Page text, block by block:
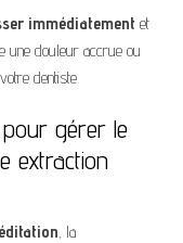
immédiatement et
une douleur accrue ou
dentiste.
gérer le
extraction
, la